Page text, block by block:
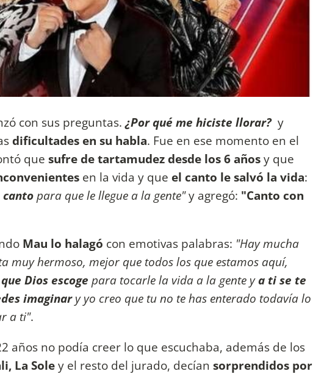
con sus preguntas. ¿Por qué me hiciste llorar?y
dificultades en su habla. Fue en ese momento en el
que sufre de tartamudez desde los 6 añosy que
en la vida y que el canto le salvó la vida:
cantopara que le llegue a la gente"y agregó: "Canto con
Mau lo halagó con emotivas palabras: "Hay mucha
muy hermoso, mejor que todos los que estamos aquí,
Dios escoge para tocarle la vida a la gente ya ti se te
imaginary yo creo que tu no te has enterado todavía lo
a ti".
años no podía creer lo que escuchaba, además de los
La Soley el resto del jurado, decían sorprendidos por